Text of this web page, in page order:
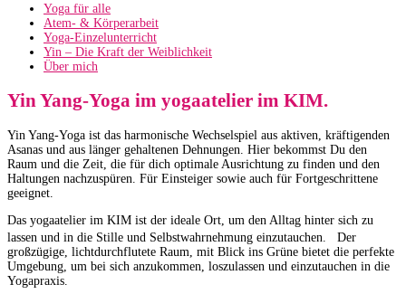
Yoga für alle
Atem- & Körperarbeit
Yoga-Einzelunterricht
Yin – Die Kraft der Weiblichkeit
Über mich
Yin Yang-Yoga im yogaatelier im KIM.
Yin Yang-Yoga ist das harmonische Wechselspiel aus aktiven, kräftigenden
Asanas und aus länger gehaltenen Dehnungen. Hier bekommst Du den
Raum und die Zeit, die für dich optimale Ausrichtung zu finden und den
Haltungen nachzuspüren. Für Einsteiger sowie auch für Fortgeschrittene
geeignet.
Das yogaatelier im KIM ist der ideale Ort, um den Alltag hinter sich zu
lassen und in die Stille und Selbstwahrnehmung einzutauchen. Der
großzügige, lichtdurchflutete Raum, mit Blick ins Grüne bietet die perfekte
Umgebung, um bei sich anzukommen, loszulassen und einzutauchen in die
Yogapraxis.